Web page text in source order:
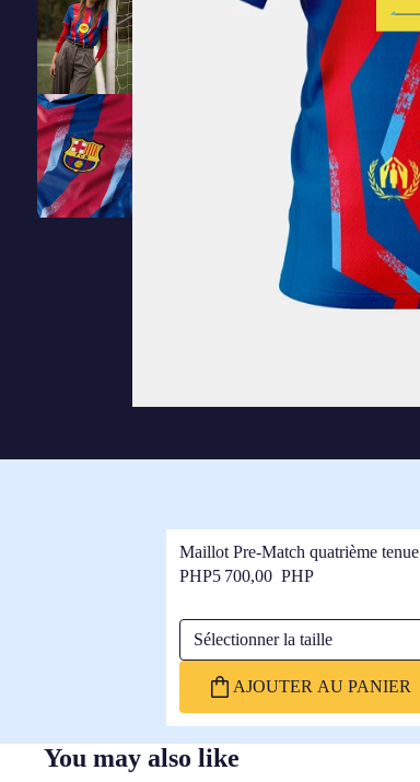
Maillot Pre-Match quatrième tenue
Femme FC Barcelone 25/26
PHP5 700,00 PHP
Sélectionner la taille
AJOUTER AU PANIER
You may also like